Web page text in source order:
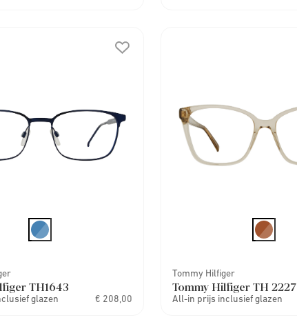
TH1643
glazen € 208,00
Tommy Hilfiger
Tommy Hilfiger TH 2227
All-in prijs inclusief glazen